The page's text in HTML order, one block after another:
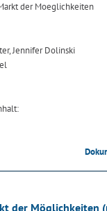
der Moeglichkeiten
Jennifer Dolinski
der Möglichkeiten